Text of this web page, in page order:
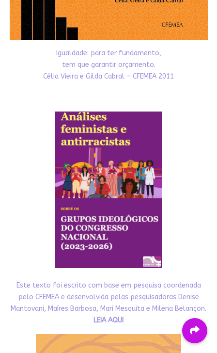
Igualdade: para ter fundamento,
tem que garantir orçamento.
Célia Vieira e Gilda Cabral - CFEMEA 2011
Este texto foi escrito com base em pesquisa coordenada
pelo CFEMEA e desenvolvida pelas pesquisadoras Denise
Mantovani, Maíres Barbosa, Mari Mesquita e Milena Belançon.
LEIA AQUI